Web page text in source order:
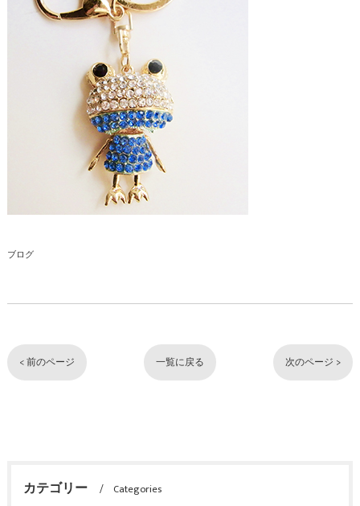
ブログ
< 前のページ 一覧に戻る 次のページ >
カテゴリー
Categories